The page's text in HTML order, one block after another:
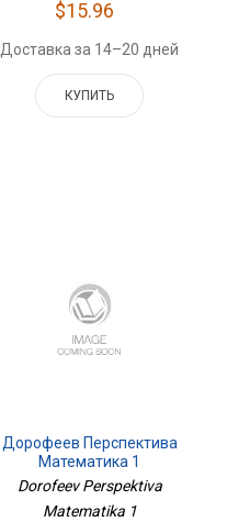
$15.96
Доставка за 14–20 дней
КУПИТЬ
Дорофеев Перспектива
Математика 1
Кл.ТестыФП2019 ИП
Просв.
Dorofeev Perspektiva
Matematika 1